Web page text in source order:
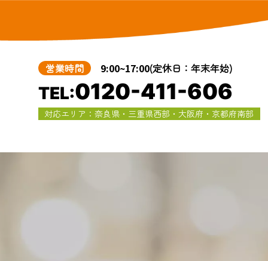
営業時間 9:00~17:00(定休日：年末年始)
TEL:0120-411-606
対応エリア：奈良県・三重県西部・大阪府・京都府南部